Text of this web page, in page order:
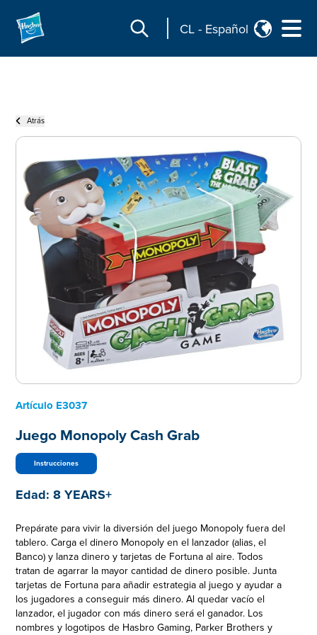
CL - Español
Atrás
Artículo E3037
Juego Monopoly Cash Grab
Instrucciones
Edad: 8 YEARS+
Prepárate para vivir la diversión del juego Monopoly fuera del
tablero. Carga el dinero Monopoly en el lanzador (alias, el
Banco) y lanza dinero y tarjetas de Fortuna al aire. Todos
tratan de agarrar la mayor cantidad de dinero posible. Junta
tarjetas de Fortuna para añadir estrategia al juego y ayudar a
los jugadores a conseguir más dinero. Al quedar vacío el
lanzador, el jugador con más dinero será el ganador. Los
nombres y logotipos de Hasbro Gaming, Parker Brothers y